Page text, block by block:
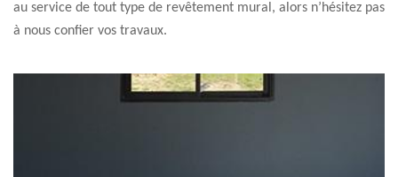
au service de tout type de revêtement mural, alors n’hésitez pas
à nous confier vos travaux.